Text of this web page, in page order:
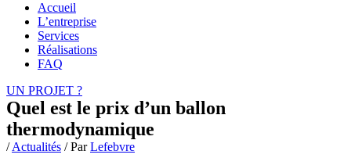
Accueil
L’entreprise
Services
Réalisations
FAQ
UN PROJET ?
Quel est le prix d’un ballon
thermodynamique
/Actualités / ParLefebvre